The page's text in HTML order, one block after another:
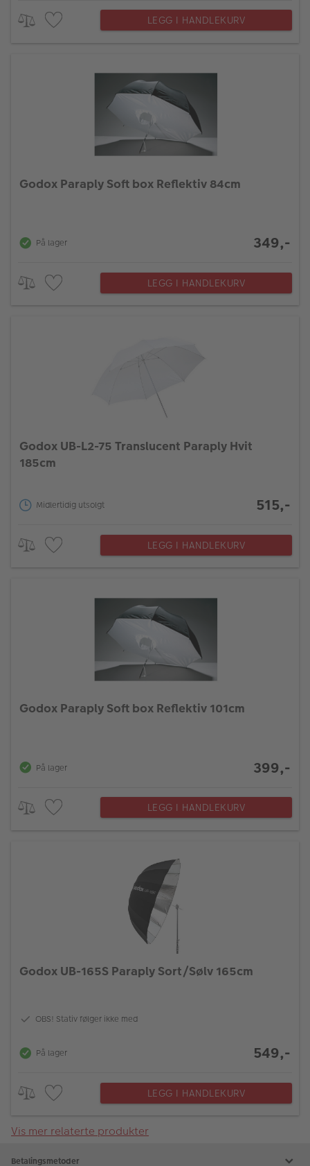
LEGG I HANDLEKURV
Godox Paraply Soft box Reflektiv 84cm
På lager 349,-
LEGG I HANDLEKURV
Godox UB-L2-75 Translucent Paraply Hvit
185cm
Midlertidig utsolgt 515,-
LEGG I HANDLEKURV
Godox Paraply Soft box Reflektiv 101cm
På lager 399,-
LEGG I HANDLEKURV
Godox UB-165S Paraply Sort/Sølv 165cm
OBS! Stativ følger ikke med
På lager 549,-
LEGG I HANDLEKURV
Vis mer relaterte produkter
Betalingsmetoder